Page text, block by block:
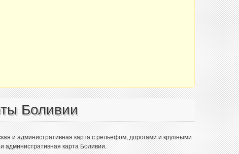
Боливии
и административная карта с рельефом, дорогами и крупными
административная карта Боливии.